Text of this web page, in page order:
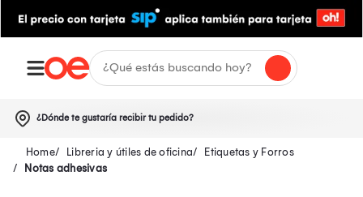
¿Dónde te gustaría recibir tu pedido?
Libreria y útiles de oficina
Etiquetas y Forros
Notas adhesivas